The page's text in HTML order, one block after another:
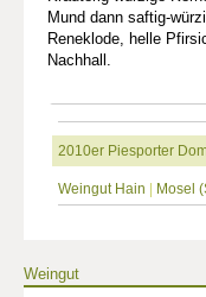
Mund dann saftig-
Reneklode, helle
Nachhall.
2010er Piesporter
Weingut Hain Mosel
Weingut